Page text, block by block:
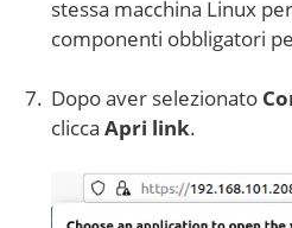
stessa macchina Linux
componenti obbligatori
Dopo aver selezionato
clicca Apri link.